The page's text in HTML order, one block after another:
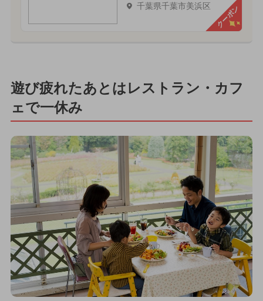
千葉県千葉市美浜区 クーポン
遊び疲れたあとはレストラン・カフ
ェで一休み